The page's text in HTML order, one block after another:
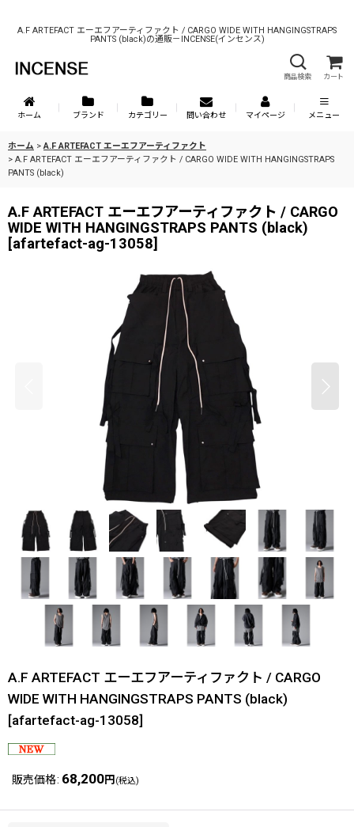
A.F ARTEFACT エーエフアーティファクト / CARGO WIDE WITH HANGINGSTRAPS
PANTS (black)の通販－INCENSE(インセンス)
商品検索 カート
ホーム ブランド カテゴリー 問い合わせ マイページ メニュー
ホーム > A.F ARTEFACT エーエフアーティファクト
> A.F ARTEFACT エーエフアーティファクト / CARGO WIDE WITH HANGINGSTRAPS
PANTS (black)
A.F ARTEFACT エーエフアーティファクト / CARGO
WIDE WITH HANGINGSTRAPS PANTS (black)
[afartefact-ag-13058]
A.F ARTEFACT エーエフアーティファクト / CARGO
WIDE WITH HANGINGSTRAPS PANTS (black)
[afartefact-ag-13058]
販売価格: 68,200円 (税込)